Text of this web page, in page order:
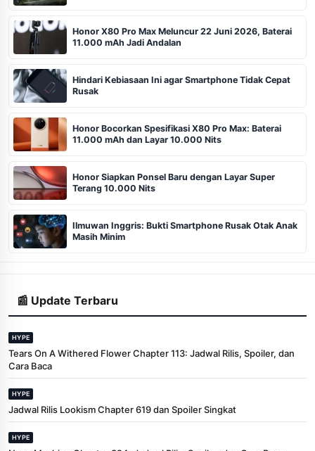
Honor X80 Pro Max Meluncur 22 Juni 2026, Baterai
11.000 mAh Jadi Andalan
Hindari Kebiasaan Ini agar Smartphone Tidak Cepat
Rusak
Honor Bocorkan Spesifikasi X80 Pro Max: Baterai
11.000 mAh dan Layar 10.000 Nits
Honor Siapkan Ponsel Baru dengan Layar Super
Terang 10.000 Nits
Ilmuwan Inggris: Bukti Smartphone Rusak Otak Anak
Masih Minim
📰 Update Terbaru
HYPE
Tears On A Withered Flower Chapter 113: Jadwal Rilis, Spoiler, dan
Cara Baca
HYPE
Jadwal Rilis Lookism Chapter 619 dan Spoiler Singkat
HYPE